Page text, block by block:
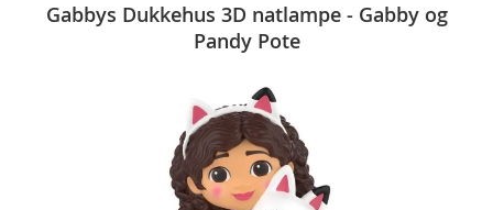
Gabbys Dukkehus 3D natlampe - Gabby og
Pandy Pote